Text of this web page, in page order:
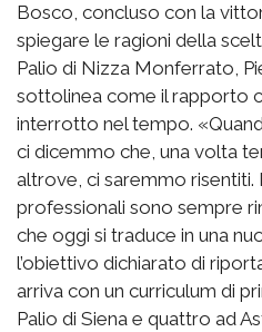
Bosco, concluso con la
spiegare le ragioni della
Palio di Nizza Monferrato,
sottolinea come il rapporto
interrotto nel tempo.
ci dicemmo che, una volta
altrove, ci saremmo risentiti.
professionali sono sempre
che oggi si traduce in una
l’obiettivo dichiarato di
arriva con un curriculum di
Palio di Siena e quattro ad